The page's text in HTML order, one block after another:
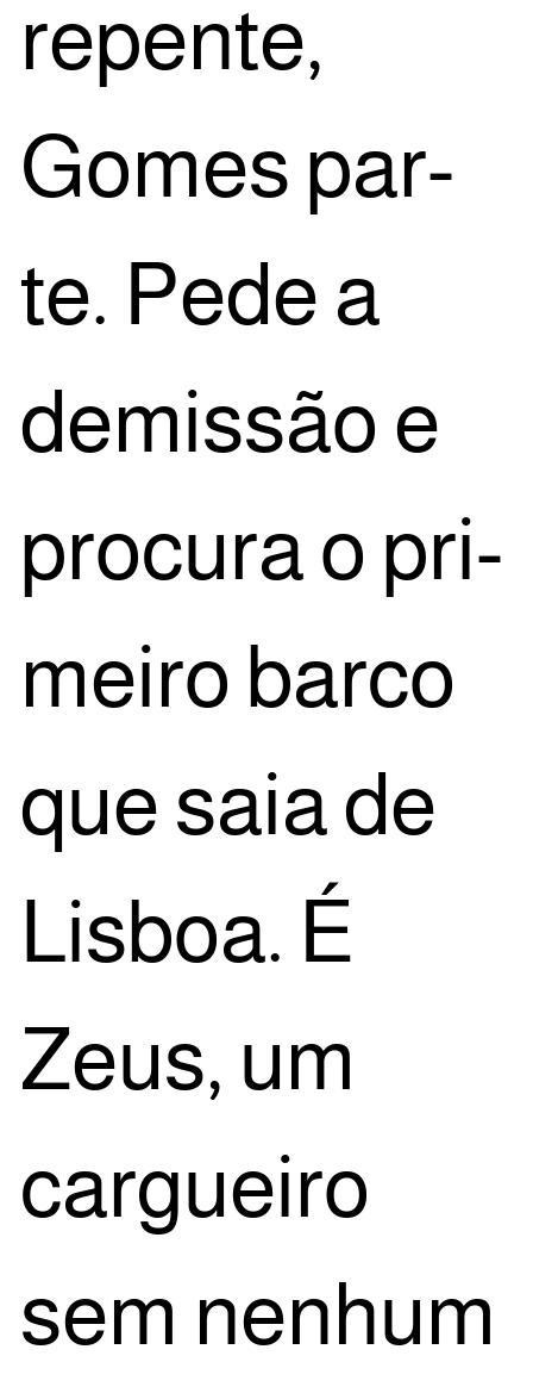
repen­te,
Gomes par­
te. Pede a
demis­são e
pro­cu­ra o pri­
mei­ro bar­co
que saia de
Lis­boa. É
Zeus, um
car­guei­ro
sem nenhum